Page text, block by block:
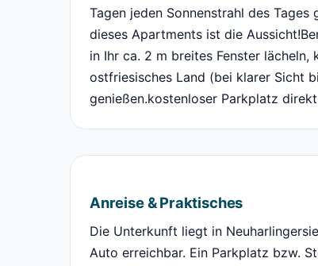
Tagen jeden Sonnenstrahl des
dieses Apartments ist die
in Ihr ca. 2 m breites Fenster
ostfriesisches Land (bei klarer Sicht
genießen.kostenloser Parkplatz
Anreise & Praktisches
Die Unterkunft liegt in
Auto erreichbar. Ein Parkplatz bzw.